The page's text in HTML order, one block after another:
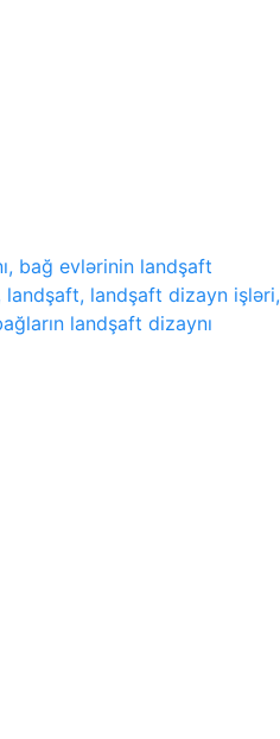
bağ evlərinin landşaft
landşaft, landşaft dizayn işləri,
landşaft dizaynı